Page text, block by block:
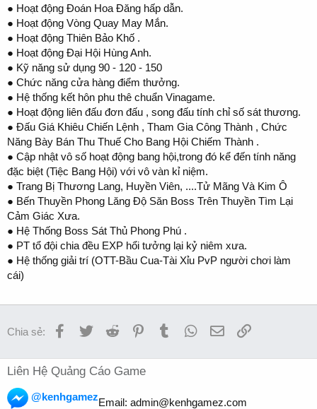
● Hoạt động Đoán Hoa Đăng hấp dẫn.
● Hoạt động Vòng Quay May Mắn.
● Hoạt động Thiên Bảo Khố .
● Hoạt động Đại Hội Hùng Anh.
● Kỹ năng sử dụng 90 - 120 - 150
● Chức năng cửa hàng điểm thưởng.
● Hệ thống kết hôn phu thê chuẩn Vinagame.
● Hoạt động liên đấu đơn đấu , song đấu tính chỉ số sát thương.
● Đấu Giá Khiêu Chiến Lệnh , Tham Gia Công Thành , Chức
Năng Bày Bán Thu Thuế Cho Bang Hội Chiếm Thành .
● Cập nhật vô số hoạt động bang hội,trong đó kể đến tính năng
đặc biệt (Tiệc Bang Hội) với vô vàn kỉ niệm.
● Trang Bị Thương Lang, Huyền Viên, ....Tử Mãng Và Kim Ô
● Bến Thuyền Phong Lăng Độ Săn Boss Trên Thuyền Tìm Lại
Cảm Giác Xưa.
● Hệ Thống Boss Sát Thủ Phong Phú .
● PT tổ đội chia đều EXP hổi tưởng lại kỷ niêm xưa.
● Hệ thống giải trí (OTT-Bầu Cua-Tài Xỉu PvP người chơi làm
cái)
Chia sẻ: Facebook
TwitterReddit PinterestTumblrWhatsApp
EmailLink
Liên Hệ Quảng Cáo Game
@kenhgamezEmail: admin@kenhgamez.com